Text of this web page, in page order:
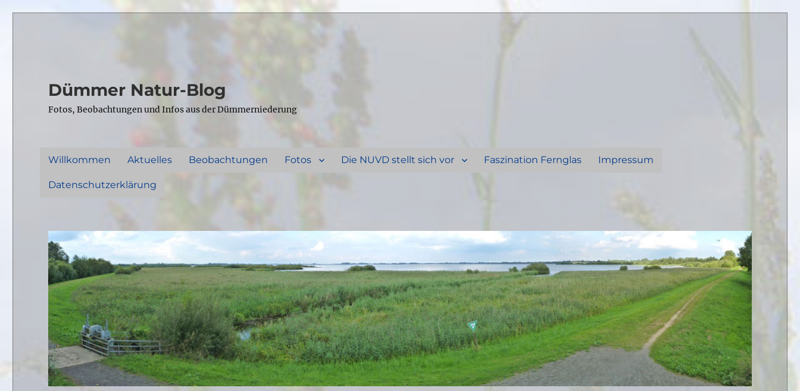
Dümmer Natur-Blog
Fotos, Beobachtungen und Infos aus der Dümmerniederung
Willkommen Aktuelles Beobachtungen Fotos Die NUVD stellt sich vor Faszination Fernglas Impressum
Datenschutzerklärung